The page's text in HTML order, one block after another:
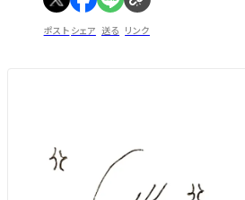
ポスト シェア 送る リンク